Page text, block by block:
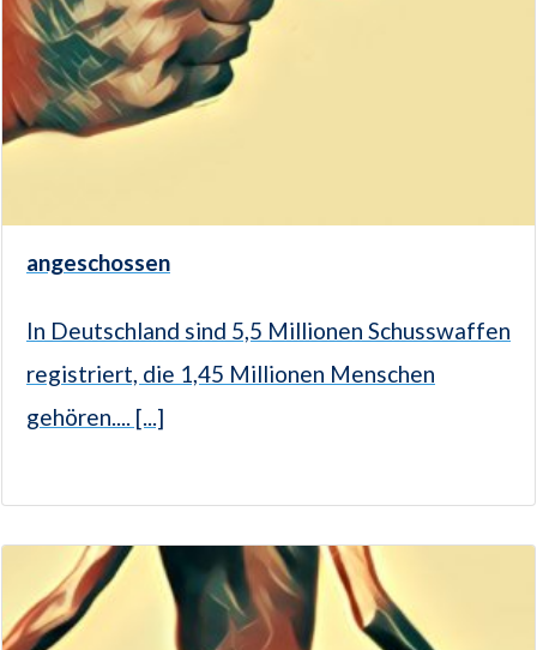
angeschossen
In Deutschland sind 5,5 Millionen Schusswaffen
registriert, die 1,45 Millionen Menschen
gehören.... [...]